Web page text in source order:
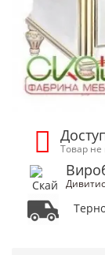
Товар не